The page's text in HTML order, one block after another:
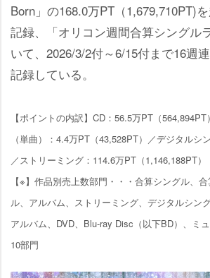
Born」の168.0万PT（1,679,710PT)
記録、「オリコン週間合算シングル
いて、2026/3/2付～6/15付まで16週
記録している。
【ポイントの内訳】CD：56.5万PT（
（単曲）：4.4万PT（43,528PT）／デジタルシ
／ストリーミング：114.6万PT（1,146,188PT）
【※】作品別売上数部門・・・合算シングル、
ル、アルバム、ストリーミング、デジタルシン
アルバム、DVD、Blu-ray Disc（以下BD）、ミ
10部門